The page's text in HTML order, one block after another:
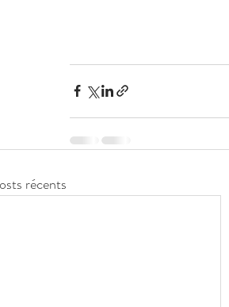
récents